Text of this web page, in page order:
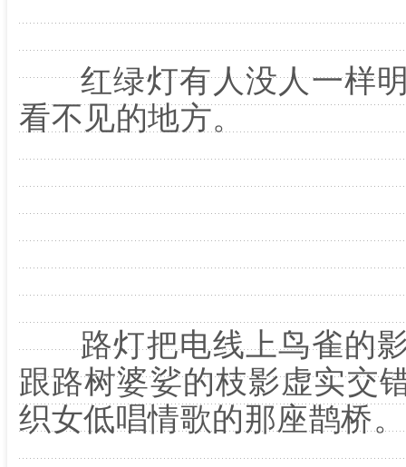
红绿灯有人没人一样明
看不见的地方。
路灯把电线上鸟雀的影
跟路树婆娑的枝影虚实交
织女低唱情歌的那座鹊桥。